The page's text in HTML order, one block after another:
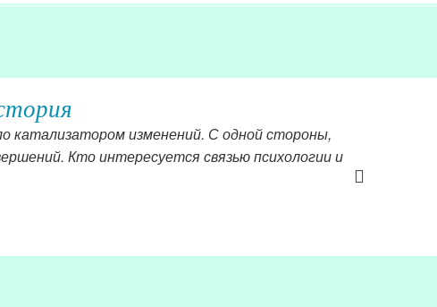
катализатором изменений. С одной стороны,
Кто интересуется связью психологии и